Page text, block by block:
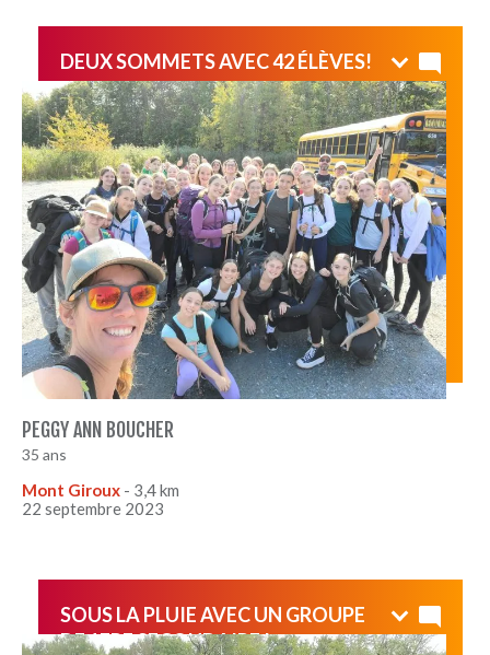
PEGGY ANN BOUCHER
35 ans
Mont Giroux - 3,4 km
22 septembre 2023
DEUX SOMMETS AVEC 42 ÉLÈVES!
Dans le cadre du cours de Sport et Plein Air 2e
secondaire, nous avons complété le sentier ruisseau
des chênes, jusqu'au sommet du mont Orford. Puis,
pour ajouter un peu de défi, nous avons atteint celui du
Mont Giroux!
Quelle magnifique journée! Bravo les filles pour votre
belle persévérance !
SOUS LA PLUIE AVEC UN GROUPE
DE 1ERE SECONDAIRE !